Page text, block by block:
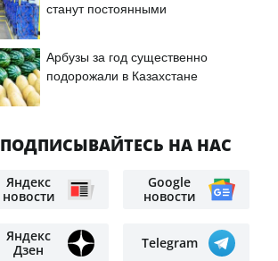
станут постоянными
Арбузы за год существенно
подорожали в Казахстане
ПОДПИСЫВАЙТЕСЬ НА НАС
Яндекс
новости
Google
новости
Яндекс
Дзен
Telegram